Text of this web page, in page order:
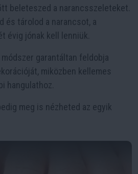
beleteszed a narancsszeleteket.
és tárolod a narancsot, a
évig jónak kell lenniük.
garantáltan feldobja
miközben kellemes
hangulathoz.
meg is nézheted az egyik